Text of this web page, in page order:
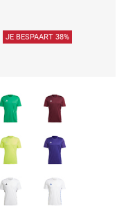
JE BESPAART 38%